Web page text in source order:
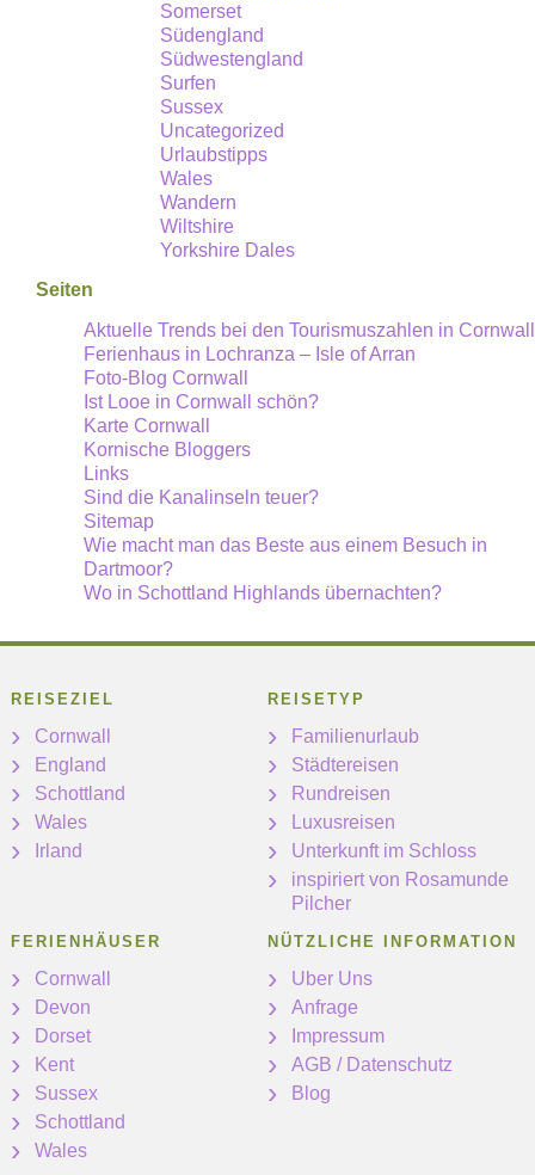
Somerset
Südengland
Südwestengland
Surfen
Sussex
Uncategorized
Urlaubstipps
Wales
Wandern
Wiltshire
Yorkshire Dales
Seiten
Aktuelle Trends bei den Tourismuszahlen in Cornwall
Ferienhaus in Lochranza – Isle of Arran
Foto-Blog Cornwall
Ist Looe in Cornwall schön?
Karte Cornwall
Kornische Bloggers
Links
Sind die Kanalinseln teuer?
Sitemap
Wie macht man das Beste aus einem Besuch in
Dartmoor?
Wo in Schottland Highlands übernachten?
REISEZIEL
Cornwall
England
Schottland
Wales
Irland
REISETYP
Familienurlaub
Städtereisen
Rundreisen
Luxusreisen
Unterkunft im Schloss
inspiriert von Rosamunde
Pilcher
FERIENHÄUSER
Cornwall
Devon
Dorset
Kent
Sussex
Schottland
Wales
NÜTZLICHE INFORMATION
Uber Uns
Anfrage
Impressum
AGB / Datenschutz
Blog